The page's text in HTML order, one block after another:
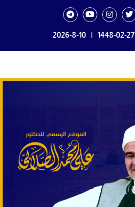
1448-02-27
|
2026-8-10